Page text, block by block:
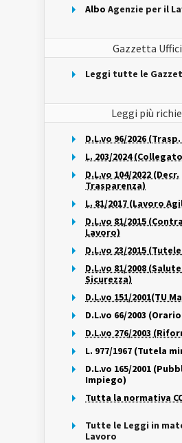
Albo Agenzie per il
Gazzetta
Leggi tutte le
Leggi più
D.L.vo 96/2026
L. 203/2024
D.L.vo 104/2022 (Decr.
Trasparenza)
L. 81/2017 (Lavoro
D.L.vo 81/2015
Lavoro)
D.L.vo 23/2015
D.L.vo 81/2008
Sicurezza)
D.L.vo 151/2001(TU
D.L.vo 66/2003
D.L.vo 276/2003
L. 977/1967 (Tutela
D.L.vo 165/2001
Impiego)
Tutta la normativa
Tutte le Leggi in
Lavoro